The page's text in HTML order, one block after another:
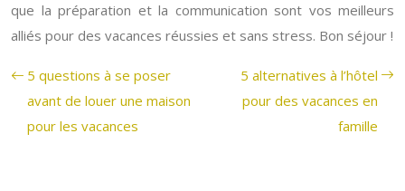
que la préparation et la communication sont vos meilleurs
alliés pour des vacances réussies et sans stress. Bon séjour !
5 questions à se poser
avant de louer une maison
pour les vacances
5 alternatives à l’hôtel
pour des vacances en
famille